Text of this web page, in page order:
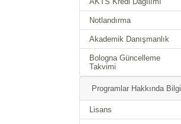
Notlandırma
Akademik Danışmanlık
Bologna Güncelleme
Takvimi
Programlar Hakkında Bilgi
Lisans